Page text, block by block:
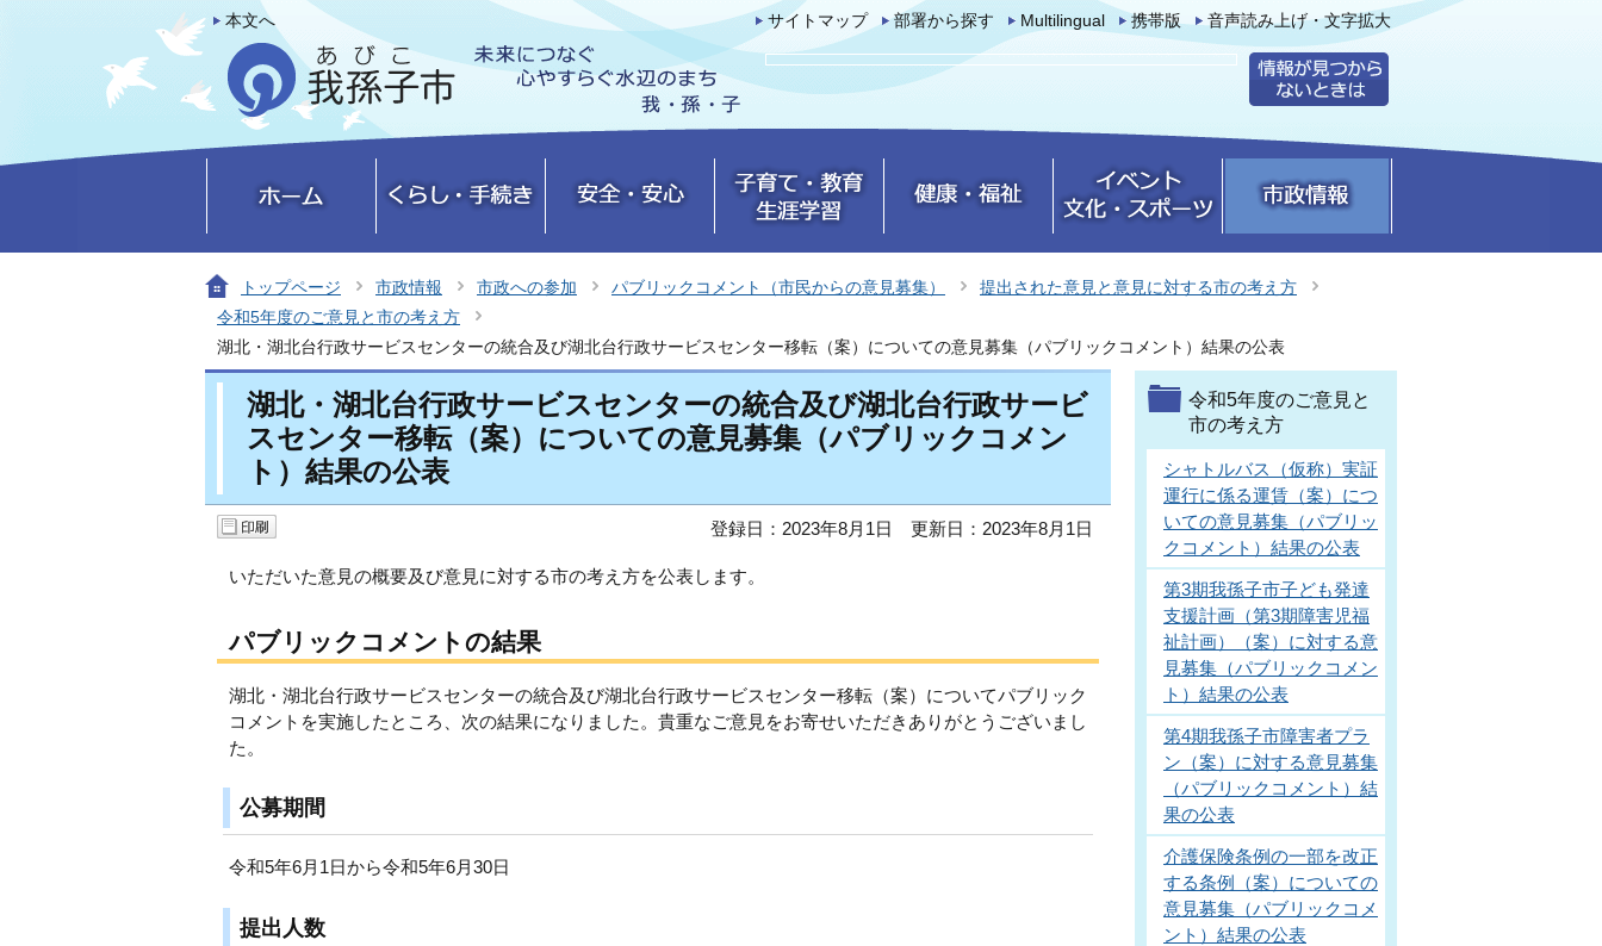
本文へ サイトマップ 部署から探す Multilingual 携帯版 音声読み上げ・文字拡大
トップページ 市政情報 市政への参加 パブリックコメント（市民からの意見募集）
提出された意見と意見に対する市の考え方
令和5年度のご意見と市の考え方
湖北・湖北台行政サービスセンターの統合及び湖北台行政サービスセンター移転（案）についての意見募集（パブリックコメント）結果の公表
湖北・湖北台行政サービスセンターの統合及び湖北台行政サービ
スセンター移転（案）についての意見募集（パブリックコメン
ト）結果の公表
登録日：2023年8月1日 更新日：2023年8月1日
いただいた意見の概要及び意見に対する市の考え方を公表します。
パブリックコメントの結果
湖北・湖北台行政サービスセンターの統合及び湖北台行政サービスセンター移転（案）についてパブリック
コメントを実施したところ、次の結果になりました。貴重なご意見をお寄せいただきありがとうございまし
た。
公募期間
令和5年6月1日から令和5年6月30日
提出人数
令和5年度のご意見と
市の考え方
シャトルバス（仮称）実証
運行に係る運賃（案）につ
いての意見募集（パブリッ
クコメント）結果の公表
第3期我孫子市子ども発達
支援計画（第3期障害児福
祉計画）（案）に対する意
見募集（パブリックコメン
ト）結果の公表
第4期我孫子市障害者プラ
ン（案）に対する意見募集
（パブリックコメント）結
果の公表
介護保険条例の一部を改正
する条例（案）についての
意見募集（パブリックコメ
ント）結果の公表